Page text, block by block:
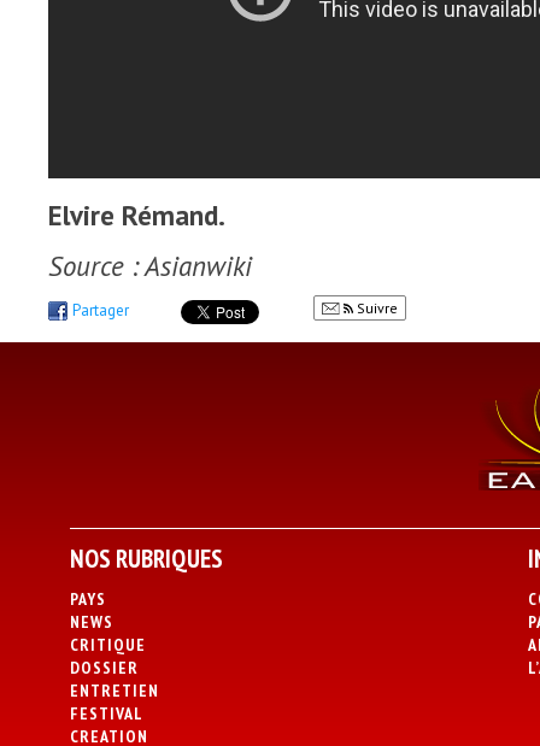
Elvire Rémand.
Source : Asianwiki
Partager Suivre
NOS RUBRIQUES
PAYS
NEWS
CRITIQUE
DOSSIER
ENTRETIEN
FESTIVAL
CREATION